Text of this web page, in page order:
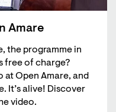
Amare
the programme in
free of charge?
at Open Amare, and
It’s alive! Discover
video.